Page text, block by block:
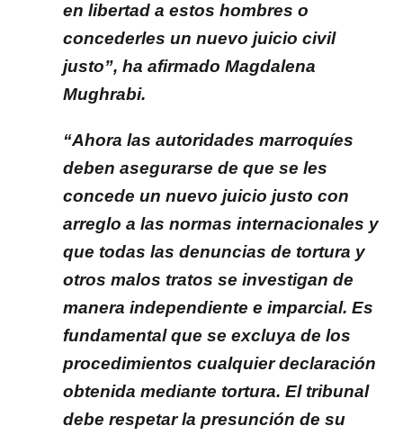
en libertad a estos hombres o
concederles un nuevo juicio civil
justo”, ha afirmado Magdalena
Mughrabi.
“Ahora las autoridades marroquíes
deben asegurarse de que se les
concede un nuevo juicio justo con
arreglo a las normas internacionales y
que todas las denuncias de tortura y
otros malos tratos se investigan de
manera independiente e imparcial. Es
fundamental que se excluya de los
procedimientos cualquier declaración
obtenida mediante tortura. El tribunal
debe respetar la presunción de su